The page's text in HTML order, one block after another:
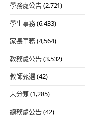
學務處公告(2,721)
學生事務(6,433)
家長事務(4,564)
教務處公告(3,532)
教師甄選(42)
未分類(1,285)
總務處公告(42)